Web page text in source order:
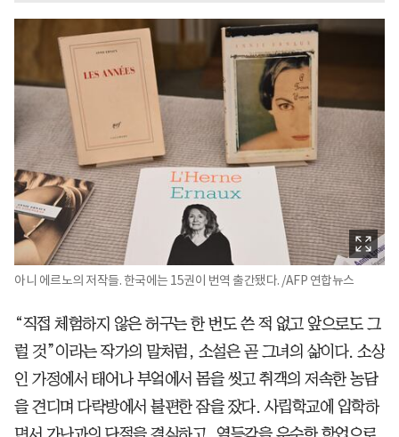
아니 에르노의 저작들. 한국에는 15권이 번역 출간됐다. /AFP 연합뉴스
“직접 체험하지 않은 허구는 한 번도 쓴 적 없고 앞으로도 그
럴 것”이라는 작가의 말처럼, 소설은 곧 그녀의 삶이다. 소상
인 가정에서 태어나 부엌에서 몸을 씻고 취객의 저속한 농담
을 견디며 다락방에서 불편한 잠을 잤다. 사립학교에 입학하